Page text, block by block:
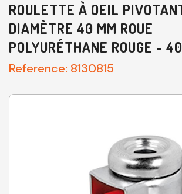
ROULETTE À OEIL
DIAMÈTRE 40 MM ROUE
POLYURÉTHANE ROUGE -
Reference: 8130815